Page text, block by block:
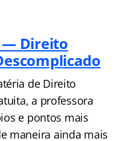
— Direito
de Direito
a professora
e pontos mais
maneira ainda mais